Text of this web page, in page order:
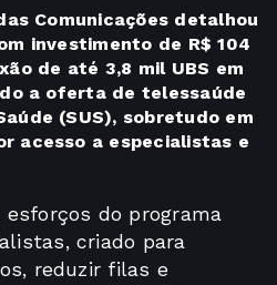
Comunicações detalhou
investimento de R$ 104
de até 3,8 mil UBS em
a oferta de telessaúde
(SUS), sobretudo em
acesso a especialistas e
esforços do programa
criado para
reduzir filas e